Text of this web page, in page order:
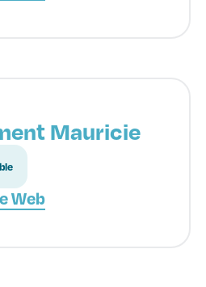
Mauricie
Web